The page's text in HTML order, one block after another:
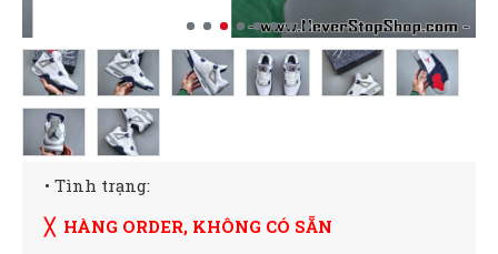
• Tình trạng:
╳ HÀNG ORDER, KHÔNG CÓ SẴN